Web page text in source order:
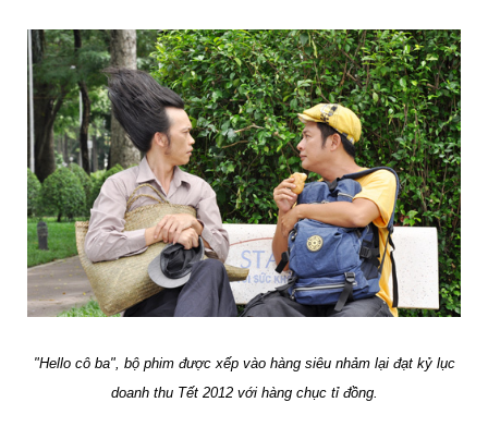
"Hello cô ba", bộ phim được xếp vào hàng siêu nhảm lại đạt kỷ lục
doanh thu Tết 2012 với hàng chục tỉ đồng.